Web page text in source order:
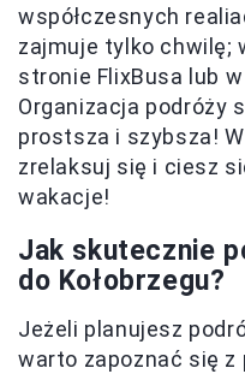
współczesnych
zajmuje tylko chwilę;
stronie FlixBusa lub
Organizacja podróży
prostsza i szybsza!
zrelaksuj się i ciesz
wakacje!
Jak skutecznie
do Kołobrzegu?
Jeżeli planujesz
warto zapoznać się